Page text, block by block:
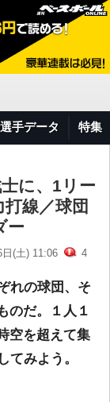
選手データ 特集
に、1リー
線／球団
ー
日(土) 11:06 4
れの球団、そ
のだ。１人１
空を超えて集
てみよう。